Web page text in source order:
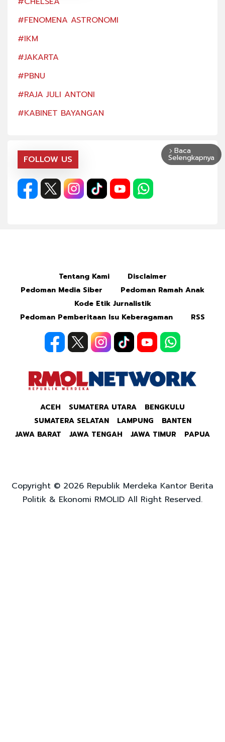
#FENOMENA ASTRONOMI
#IKM
#JAKARTA
#PBNU
#RAJA JULI ANTONI
#KABINET BAYANGAN
FOLLOW US
arrow_forward_ios Baca
Selengkapnya
Tentang Kami
Disclaimer
Pedoman Media Siber
Pedoman Ramah Anak
Kode Etik Jurnalistik
Pedoman Pemberitaan Isu Keberagaman
RSS
ACEH SUMATERA UTARA
BENGKULU
SUMATERA SELATAN
LAMPUNG
BANTEN
JAWA BARAT
JAWA TENGAH JAWA TIMUR PAPUA
Copyright © 2026 Republik Merdeka Kantor Berita
Politik & Ekonomi RMOLID All Right Reserved.